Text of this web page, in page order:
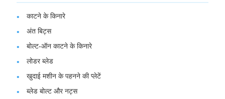
काटने के किनारे
अंत बिट्स
बोल्ट-ऑन काटने के किनारे
लोडर ब्लेड
खुदाई मशीन के पहनने की प्लेटें
ब्लेड बोल्ट और नट्स